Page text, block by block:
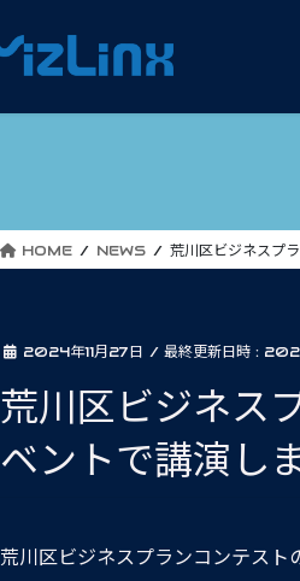
HOME NEWS 荒川区ビジネスプ
2024年11月27日 / 最終更新日時 :
荒川区ビジネス
ベントで講演し
荒川区ビジネスプランコンテスト